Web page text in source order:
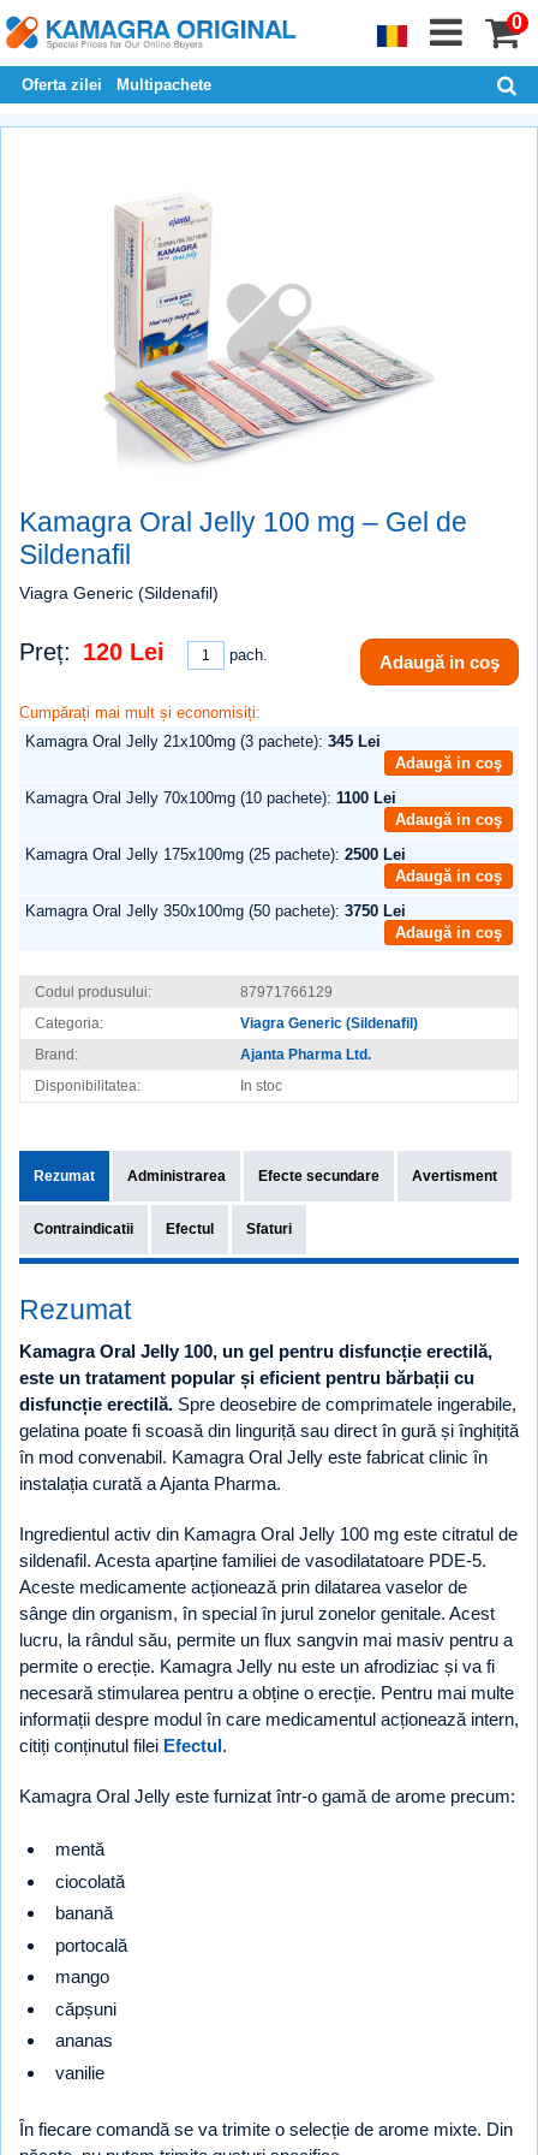
0
Oferta zilei Multipachete
Kamagra Oral Jelly 100 mg – Gel de
Sildenafil
Viagra Generic (Sildenafil)
Preț: 120 Lei pach. Adaugă in coş
Cumpărați mai mult și economisiți:
Kamagra Oral Jelly 21x100mg (3 pachete): 345 Lei
Adaugă in coş
Kamagra Oral Jelly 70x100mg (10 pachete): 1100 Lei
Adaugă in coş
Kamagra Oral Jelly 175x100mg (25 pachete): 2500 Lei
Adaugă in coş
Kamagra Oral Jelly 350x100mg (50 pachete): 3750 Lei
Adaugă in coş
Codul produsului:
87971766129
Categoria:
Viagra Generic (Sildenafil)
Brand:
Ajanta Pharma Ltd.
Disponibilitatea:
In stoc
Rezumat Administrarea Efecte secundare Avertisment
Contraindicatii Efectul Sfaturi
Rezumat
Kamagra Oral Jelly 100, un gel pentru disfuncție erectilă,
este un tratament popular și eficient pentru bărbații cu
disfuncție erectilă. Spre deosebire de comprimatele ingerabile,
gelatina poate fi scoasă din linguriță sau direct în gură și înghițită
în mod convenabil. Kamagra Oral Jelly este fabricat clinic în
instalația curată a Ajanta Pharma.
Ingredientul activ din Kamagra Oral Jelly 100 mg este citratul de
sildenafil. Acesta aparține familiei de vasodilatatoare PDE-5.
Aceste medicamente acționează prin dilatarea vaselor de
sânge din organism, în special în jurul zonelor genitale. Acest
lucru, la rândul său, permite un flux sangvin mai masiv pentru a
permite o erecție. Kamagra Jelly nu este un afrodiziac și va fi
necesară stimularea pentru a obține o erecție. Pentru mai multe
informații despre modul în care medicamentul acționează intern,
citiți conținutul filei Efectul.
Kamagra Oral Jelly este furnizat într-o gamă de arome precum:
mentă
ciocolată
banană
portocală
mango
căpșuni
ananas
vanilie
În fiecare comandă se va trimite o selecție de arome mixte. Din